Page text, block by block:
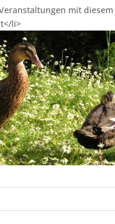
mit diesem
li>